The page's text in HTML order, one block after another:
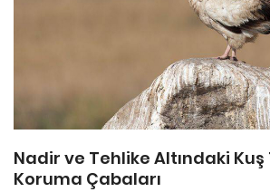
Nadir ve Tehlike Altındaki
Koruma Çabaları